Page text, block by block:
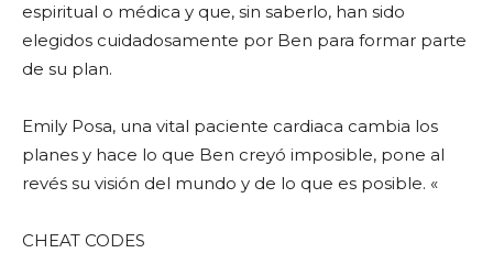
espiritual o médica y que, sin saberlo, han sido
elegidos cuidadosamente por Ben para formar parte
de su plan.
Emily Posa, una vital paciente cardiaca cambia los
planes y hace lo que Ben creyó imposible, pone al
revés su visión del mundo y de lo que es posible. «
CHEAT CODES